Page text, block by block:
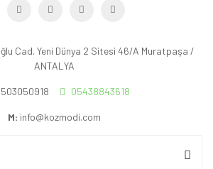
Cad. Yeni Dünya 2 Sitesi 46/A Muratpaşa /
ANTALYA
05438843618
M: info@kozmodi.com